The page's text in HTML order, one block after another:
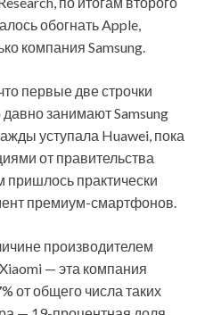
обогнать Apple,
компания Samsung.
первые две строчки
занимают Samsung
уступала Huawei, пока
от правительства
пришлось практически
премиум-смартфонов.
производителем
— эта компания
от общего числа таких